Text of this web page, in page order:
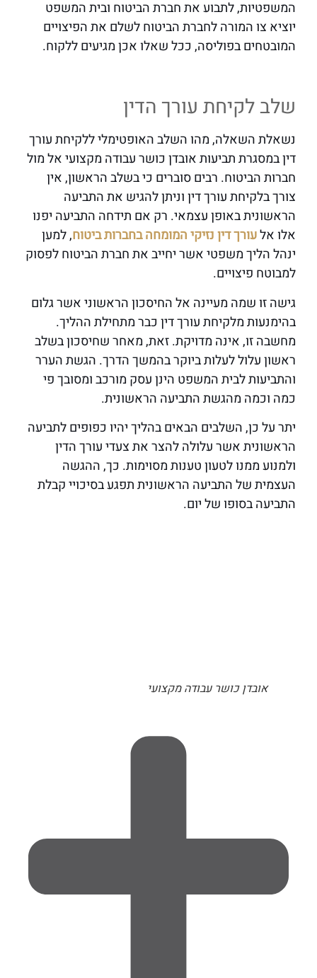
המשפטיות, לתבוע את חברת הביטוח ובית המשפט
יוציא צו המורה לחברת הביטוח לשלם את הפיצויים
המובטחים בפוליסה, ככל שאלו אכן מגיעים ללקוח.
שלב לקיחת עורך הדין
נשאלת השאלה, מהו השלב האופטימלי ללקיחת עורך
דין במסגרת תביעות אובדן כושר עבודה מקצועי אל מול
חברות הביטוח. רבים סוברים כי בשלב הראשון, אין
צורך בלקיחת עורך דין וניתן להגיש את התביעה
הראשונית באופן עצמאי. רק אם תידחה התביעה יפנו
אלו אלעורך דין נזיקי המומחה בחברות ביטוח, למען
ינהל הליך משפטי אשר יחייב את חברת הביטוח לפסוק
למבוטח פיצויים.
גישה זו שמה מעיינה אל החיסכון הראשוני אשר גלום
בהימנעות מלקיחת עורך דין כבר מתחילת ההליך.
מחשבה זו, אינה מדויקת. זאת, מאחר שחיסכון בשלב
ראשון עלול לעלות ביוקר בהמשך הדרך. הגשת הערר
והתביעות לבית המשפט הינן עסק מורכב ומסובך פי
כמה וכמה מהגשת התביעה הראשונית.
יתר על כן, השלבים הבאים בהליך יהיו כפופים לתביעה
הראשונית אשר עלולה להצר את צעדי עורך הדין
ולמנוע ממנו לטעון טענות מסוימות. כך, ההגשה
העצמית של התביעה הראשונית תפגע בסיכויי קבלת
התביעה בסופו של יום.
אובדן כושר עבודה מקצועי